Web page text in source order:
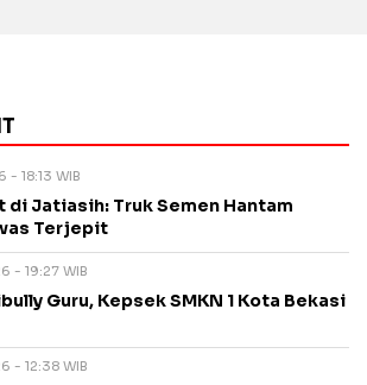
18:13 WIB
di Jatiasih: Truk Semen Hantam
Terjepit
- 19:27 WIB
Guru, Kepsek SMKN 1 Kota Bekasi
- 12:38 WIB